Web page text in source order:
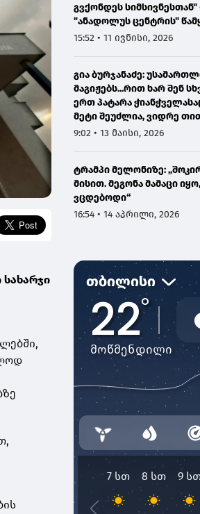
გვქონდეს
"ანადოლუს ცენტრის"
ონკოლოგთან
15:52 • 11 ივნისი, 2026
გია ბურჯანაძე:
მაგიჟებს...რით ხარ შენ
ერთ პატარა
მეტი შეუძლია, ვიდრე
ჩვენგანს...
9:02 • 13 მაისი, 2026
ტრამპი მელონიზე:
მისით. მეგონა მამაცი
ვცდებოდი“
16:54 • 14 აპრილი, 2026